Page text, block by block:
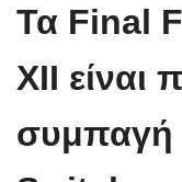
Τα Final
XII είναι
συμπαγή